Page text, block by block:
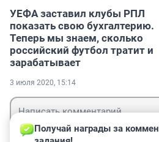
УЕФА заставил клубы РПЛ
показать свою бухгалтерию.
Теперь мы знаем, сколько
российский футбол тратит и
зарабатывает
3 июля 2020, 15:14
Получай награды за